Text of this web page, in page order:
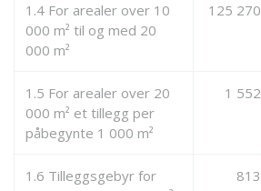
1.4 For arealer over 10
000 m² til og med 20
000 m²
125 270
1.5 For arealer over 20
000 m² et tillegg per
påbegynte 1 000 m²
1 552
1.6 Tilleggsgebyr for
813